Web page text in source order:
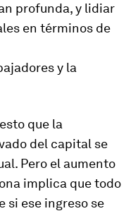
profunda, y lidiar
en términos de
y la
que la
del capital se
Pero el aumento
implica que todo
si ese ingreso se